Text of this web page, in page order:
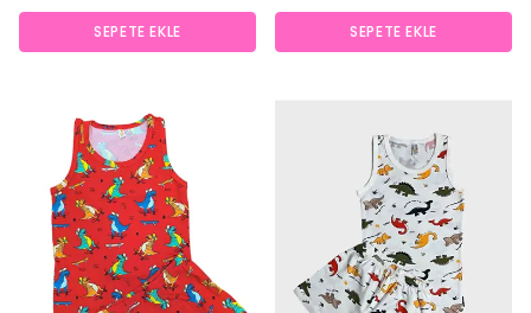
SEPETE EKLE SEPETE EKLE